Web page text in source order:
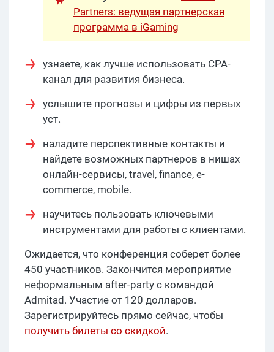
Partners: ведущая партнерская
программа в iGaming
узнаете, как лучше использовать CPA-
канал для развития бизнеса.
услышите прогнозы и цифры из первых
уст.
наладите перспективные контакты и
найдете возможных партнеров в нишах
онлайн-сервисы, travel, finance, e-
commerce, mobile.
научитесь пользовать ключевыми
инструментами для работы с клиентами.
Ожидается, что конференция соберет более
450 участников. Закончится мероприятие
неформальным after-party с командой
Admitad. Участие от 120 долларов.
Зарегистрируйтесь прямо сейчас, чтобы
получить билеты со скидкой.